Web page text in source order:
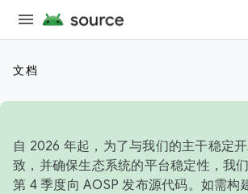
文档
自 2026 年起，为了与我们的主干稳定
致，并确保生态系统的平台稳定性，我
第 4 季度向 AOSP 发布源代码。如需构